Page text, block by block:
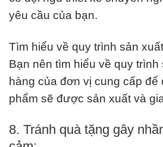
yêu cầu của bạn.
Tìm hiểu về quy trình sản
Bạn nên tìm hiểu về quy trình
hàng của đơn vị cung cấp để
phẩm sẽ được sản xuất và
8. Tránh quà tặng gây